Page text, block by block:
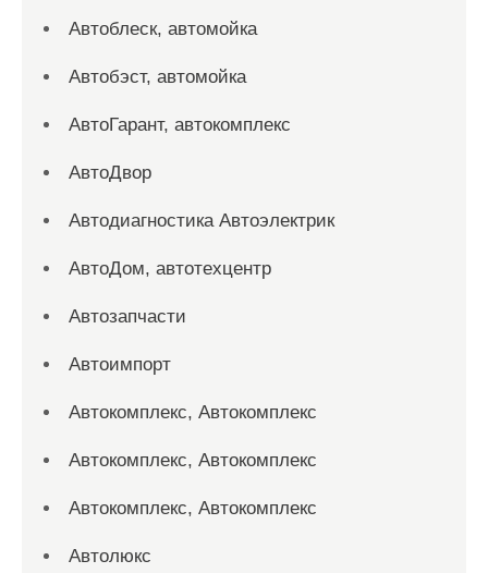
Автоблеск, автомойка
Автобэст, автомойка
АвтоГарант, автокомплекс
АвтоДвор
Автодиагностика Автоэлектрик
АвтоДом, автотехцентр
Автозапчасти
Автоимпорт
Автокомплекс, Автокомплекс
Автокомплекс, Автокомплекс
Автокомплекс, Автокомплекс
Автолюкс